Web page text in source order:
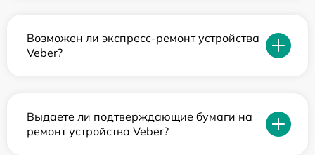
Возможен ли экспресс-ремонт устройства
Veber?
Выдаете ли подтверждающие бумаги на
ремонт устройства Veber?